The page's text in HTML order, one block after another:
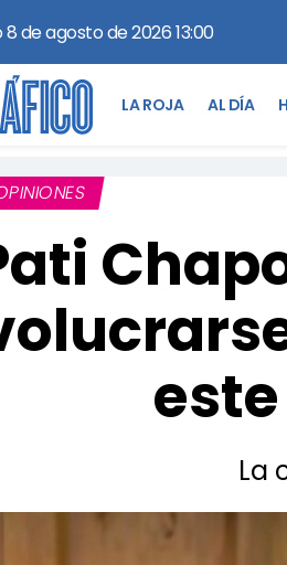
de agosto de 2026 13:00
LA ROJA AL DÍA
La